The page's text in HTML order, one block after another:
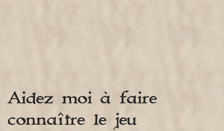
Aidez moi à faire
connaître le jeu